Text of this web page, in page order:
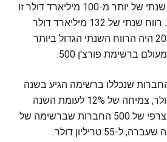
אלפבית, שרשמה רווח שנתי של יותר מ-100 מיליארד דולר זו
השנה השנייה ברציפות. רווח שנתי של 132 מיליארד דולר
שרשמה אלפבית ב-2025 היה הרווח השנתי הגדול ביותר
ברשימת פורצ'ן 500.
שנכללו ברשימה הגיע בשנה
שעברה ל-2.1 טריליון דולר, צמיחה של 12% לעומת השנה
הקודמת. שווי השוק המצרפי של 500 החברות שברשימה של